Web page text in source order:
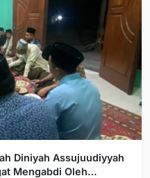
Diniyah Assujuudiyyah
Mengabdi Oleh